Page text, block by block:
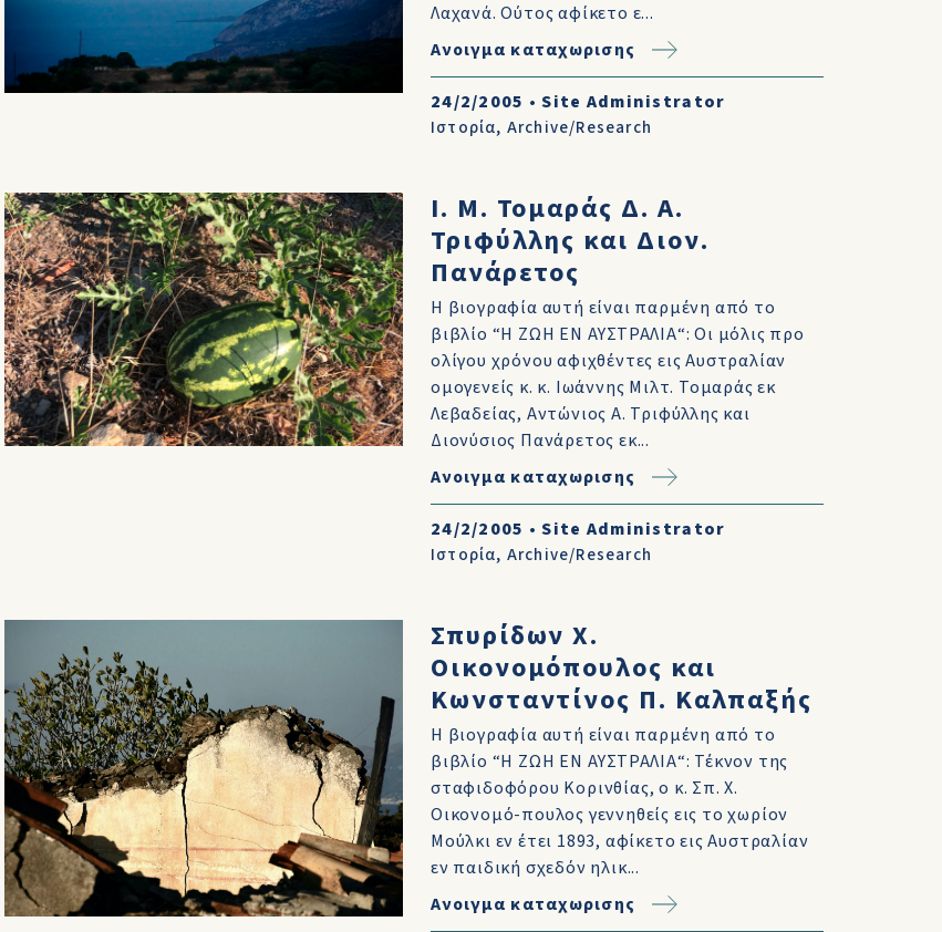
Λαχανά. Ούτος αφίκετο ε...
Ανοιγμα καταχωρισης
24/2/2005 •Site Administrator
Ιστορία, Archive/Research
Ι. Μ. Τομαράς Δ. Α.
Τριφύλλης και Διον.
Πανάρετος
Η βιογραφία αυτή είναι παρμένη από το
βιβλίο “Η ΖΩΗ ΕΝ ΑΥΣΤΡΑΛΙΑ“: Οι μόλις προ
ολίγου χρόνου αφιχθέντες εις Αυστραλίαν
ομογενείς κ. κ. Ιωάννης Μιλτ. Τομαράς εκ
Λεβαδείας, Αντώνιος Α. Τριφύλλης και
Διονύσιος Πανάρετος εκ...
Ανοιγμα καταχωρισης
24/2/2005 •Site Administrator
Ιστορία, Archive/Research
Σπυρίδων Χ.
Οικονομόπουλος και
Κωνσταντίνος Π. Καλπαξής
Η βιογραφία αυτή είναι παρμένη από το
βιβλίο “Η ΖΩΗ ΕΝ ΑΥΣΤΡΑΛΙΑ“: Τέκνον της
σταφιδοφόρου Κορινθίας, ο κ. Σπ. Χ.
Οικονομό-πουλος γεννηθείς εις το χωρίον
Μούλκι εν έτει 1893, αφίκετο εις Αυστραλίαν
εν παιδική σχεδόν ηλικ...
Ανοιγμα καταχωρισης